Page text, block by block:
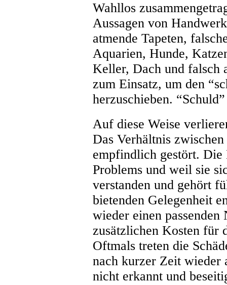
Wahllos
Aussagen von
atmende Tapeten,
Aquarien, Hunde,
Keller, Dach und falsch
zum Einsatz, um den
herzuschieben.
Auf diese Weise
Das Verhältnis
empfindlich gestört. Die
Problems und weil sie
verstanden und gehört
bietenden Gelegenheit
wieder einen
zusätzlichen Kosten für
Oftmals treten die
nach kurzer Zeit wieder
nicht erkannt und